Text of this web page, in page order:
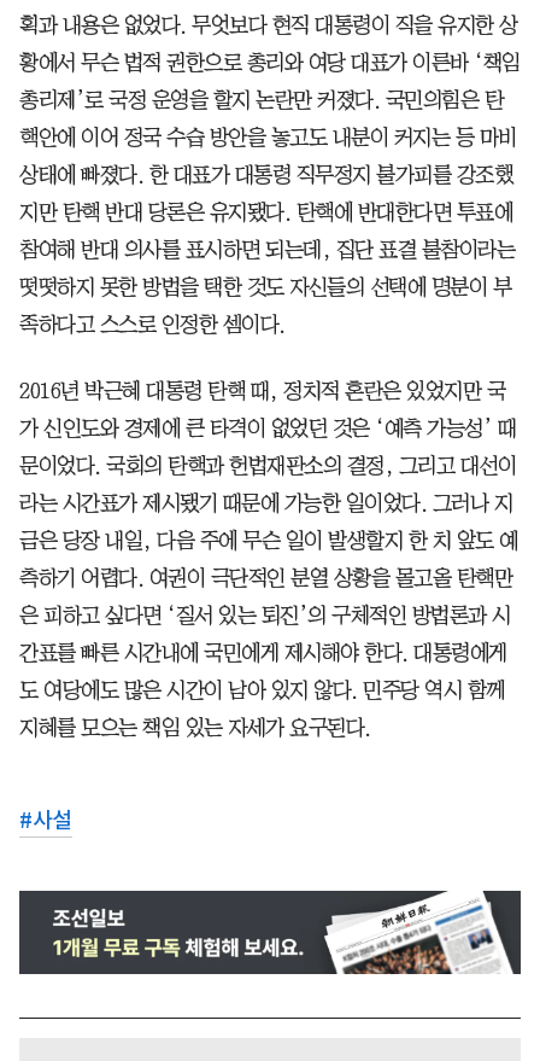
획과 내용은 없었다. 무엇보다 현직 대통령이 직을 유지한 상
황에서 무슨 법적 권한으로 총리와 여당 대표가 이른바 ‘책임
총리제’로 국정 운영을 할지 논란만 커졌다. 국민의힘은 탄
핵안에 이어 정국 수습 방안을 놓고도 내분이 커지는 등 마비
상태에 빠졌다. 한 대표가 대통령 직무정지 불가피를 강조했
지만 탄핵 반대 당론은 유지됐다. 탄핵에 반대한다면 투표에
참여해 반대 의사를 표시하면 되는데, 집단 표결 불참이라는
떳떳하지 못한 방법을 택한 것도 자신들의 선택에 명분이 부
족하다고 스스로 인정한 셈이다.
2016년 박근혜 대통령 탄핵 때, 정치적 혼란은 있었지만 국
가 신인도와 경제에 큰 타격이 없었던 것은 ‘예측 가능성’ 때
문이었다. 국회의 탄핵과 헌법재판소의 결정, 그리고 대선이
라는 시간표가 제시됐기 때문에 가능한 일이었다. 그러나 지
금은 당장 내일, 다음 주에 무슨 일이 발생할지 한 치 앞도 예
측하기 어렵다. 여권이 극단적인 분열 상황을 몰고올 탄핵만
은 피하고 싶다면 ‘질서 있는 퇴진’의 구체적인 방법론과 시
간표를 빠른 시간내에 국민에게 제시해야 한다. 대통령에게
도 여당에도 많은 시간이 남아 있지 않다. 민주당 역시 함께
지혜를 모으는 책임 있는 자세가 요구된다.
#사설